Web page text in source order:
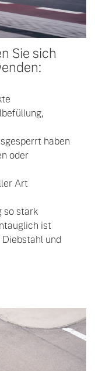
Sie sich
haben
oder
Art
so stark
ist
und